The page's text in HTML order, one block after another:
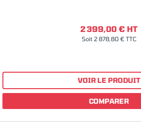
2 399,00 € HT
Soit 2 878,80 € TTC
VOIR LE PRODUIT
COMPARER